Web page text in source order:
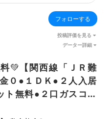
フォローする
投稿評価を見る
データー詳細
💚 【関西線「ＪＲ難
０●１ＤＫ●２人入居
無料●２口ガスコン
ュレット●独立洗面